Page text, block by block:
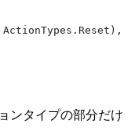
ンタイプの部分だけ